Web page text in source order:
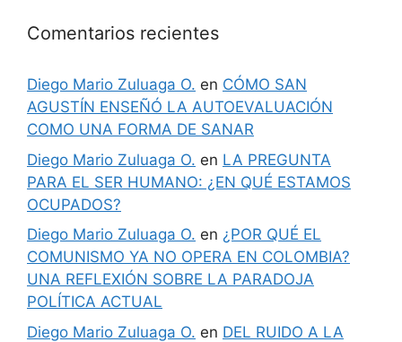
Comentarios recientes
Diego Mario Zuluaga O. en CÓMO SAN
AGUSTÍN ENSEÑÓ LA AUTOEVALUACIÓN
COMO UNA FORMA DE SANAR
Diego Mario Zuluaga O. en LA PREGUNTA
PARA EL SER HUMANO: ¿EN QUÉ ESTAMOS
OCUPADOS?
Diego Mario Zuluaga O. en ¿POR QUÉ EL
COMUNISMO YA NO OPERA EN COLOMBIA?
UNA REFLEXIÓN SOBRE LA PARADOJA
POLÍTICA ACTUAL
Diego Mario Zuluaga O. en DEL RUIDO A LA